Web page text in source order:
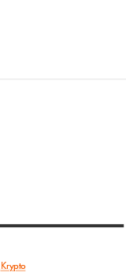
Krypto